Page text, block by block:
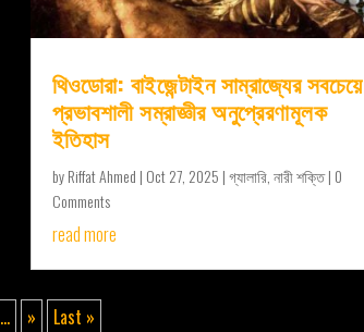
থিওডোরা: বাইজেন্টাইন সাম্রাজ্যের সবচেয়ে
প্রভাবশালী সম্রাজ্ঞীর অনুপ্রেরণামূলক
ইতিহাস
byRiffat Ahmed | Oct 27, 2025 |গ্যালারি,নারী শক্তি| 0
Comments
read more
... » Last »